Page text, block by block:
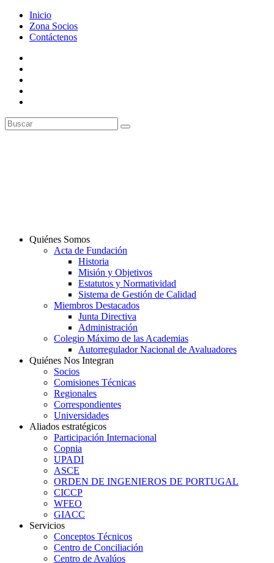
Inicio
Zona Socios
Contáctenos
Quiénes Somos
Acta de Fundación
Historia
Misión y Objetivos
Estatutos y Normatividad
Sistema de Gestión de Calidad
Miembros Destacados
Junta Directiva
Administración
Colegio Máximo de las Academias
Autorregulador Nacional de Avaluadores
Quiénes Nos Integran
Socios
Comisiones Técnicas
Regionales
Correspondientes
Universidades
Aliados estratégicos
Participación Internacional
Copnia
UPADI
ASCE
ORDEN DE INGENIEROS DE PORTUGAL
CICCP
WFEO
GIACC
Servicios
Conceptos Técnicos
Centro de Conciliación
Centro de Avalúos